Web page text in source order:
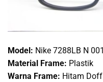
Model: Nike 7288LB N 001
Material Frame: Plastik
Warna Frame: Hitam Doff